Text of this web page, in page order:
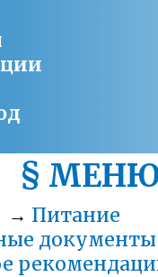
§
→ Питание
документы